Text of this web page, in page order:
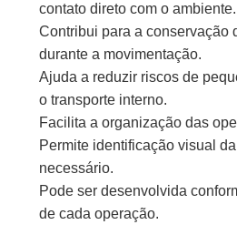
contato direto com o ambiente.
Contribui para a conservação
durante a movimentação.
Ajuda a reduzir riscos de
o transporte interno.
Facilita a organização das
Permite identificação visual
necessário.
Pode ser desenvolvida
de cada operação.